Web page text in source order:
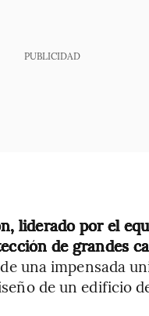
PUBLICIDAD
liderado por el
de grandes
una impensada
de un edificio